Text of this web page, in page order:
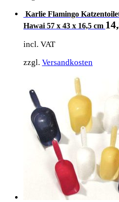
Karlie Flamingo
Hawai 57 x 43 x 16,5 cm
incl. VAT
zzgl. Versandkosten